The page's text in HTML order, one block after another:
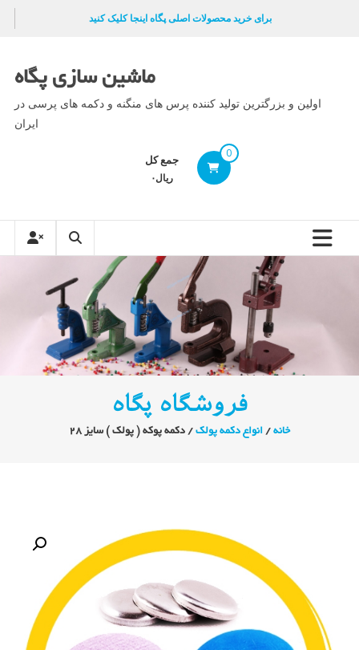
برای خرید محصولات اصلی پگاه اینجا کلیک کنید
ماشین سازی پگاه
اولین و بزرگترین تولید کننده پرس های منگنه و دکمه های پرسی در
ایران
0 جمع کل
ریال۰
فروشگاه پگاه
خانه / انواع دکمه پولک / دکمه پوکه ( پولک ) سایز ۲۸